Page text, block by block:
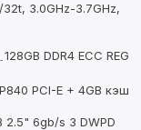
3.0GHz-3.7GHz,
128GB DDR4 ECC REG
PCI-E + 4GB кэш
2.5" 6gb/s 3 DWPD